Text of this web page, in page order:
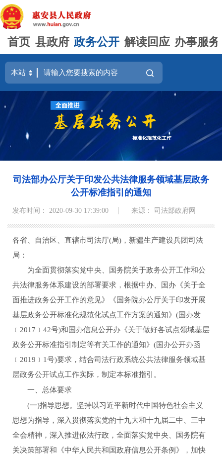
首页 县政府 政务公开 解读回应 办事服务
司法部办公厅关于印发公共法律服务领域基层政务
公开标准指引的通知
发布时间： 2020-09-30 17:39:00 来源： 司法部政府网
各省、自治区、直辖市司法厅(局) ，新疆生产建设兵团司法
局：
为全面贯彻落实党中央、国务院关于政务公开工作和公
共法律服务体系建设的部署要求，根据中办、国办《关于全
面推进政务公开工作的意见》《国务院办公厅关于印发开展
基层政务公开标准化规范化试点工作方案的通知》 (国办发
﹝ 2017 ﹞ 42号)和国办信息公开办《关于做好各试点领域基层
政务公开标准指引制定等有关工作的通知》 (国办公开办函
﹝ 2019 ﹞ 1号)要求，结合司法行政系统公共法律服务领域基
层政务公开试点工作实际，制定本标准指引。
一、总体要求
(一)指导思想。坚持以习近平新时代中国特色社会主义
思想为指导，深入贯彻落实党的十九大和十九届二中、三中
全会精神，深入推进依法行政，全面落实党中央、国务院有
关决策部署和《中华人民共和国政府信息公开条例》，加快